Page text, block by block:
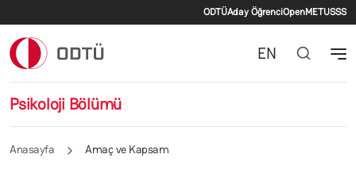
İkincil menü
ODTÜAday ÖğrenciOpenMETUSSS
Psikoloji Bölümü
EN
Anasayfa Amaç ve Kapsam